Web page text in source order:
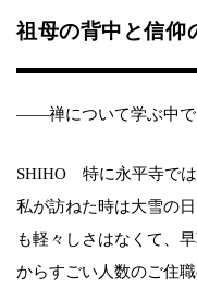
祖母の背中と信仰
——禅について学ぶ中で
SHIHO 特に永平寺では
私が訪ねた時は大雪の
も軽々しさはなくて、
からすごい人数のご住